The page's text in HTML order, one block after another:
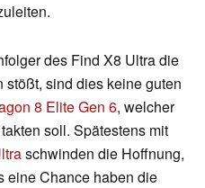
des Find X8 Ultra die
sind dies keine guten
8 Elite Gen 6, welcher
soll. Spätestens mit
schwinden die Hoffnung,
eine Chance haben die